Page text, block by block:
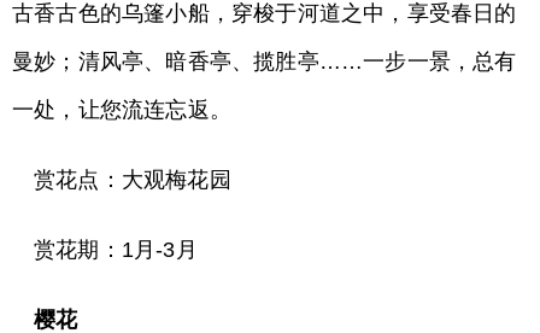
古香古色的乌篷小船，穿梭于河道之中，享受春日的
曼妙；清风亭、暗香亭、揽胜亭……一步一景，总有
一处，让您流连忘返。
赏花点：大观梅花园
赏花期：1月-3月
樱花